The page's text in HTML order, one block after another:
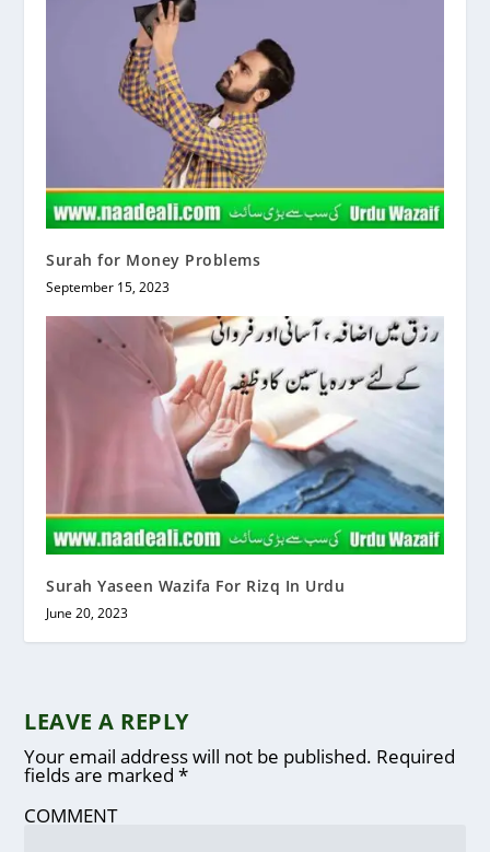
Surah for Money Problems
September 15, 2023
Surah Yaseen Wazifa For Rizq In Urdu
June 20, 2023
LEAVE A REPLY
Your email address will not be published. Required
fields are marked*
COMMENT